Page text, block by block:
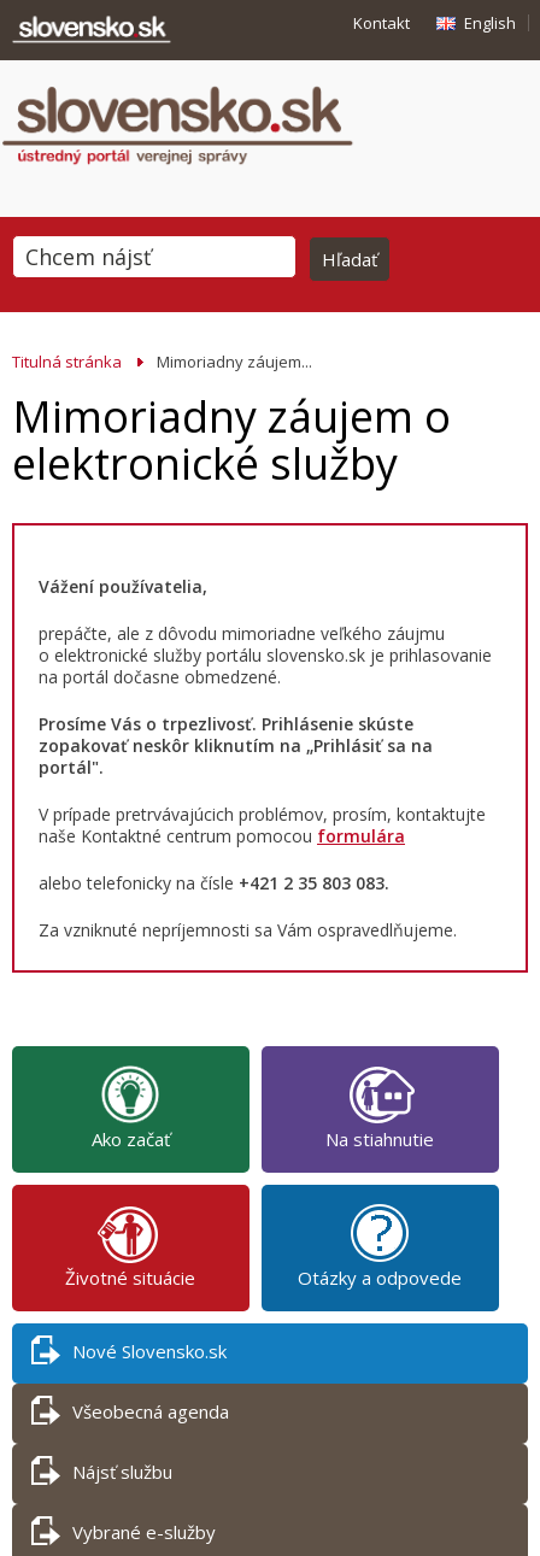
Kontakt English
Titulná stránka Mimoriadny záujem...
Mimoriadny záujem o
elektronické služby
Vážení používatelia,
prepáčte, ale z dôvodu mimoriadne veľkého záujmu
o elektronické služby portálu slovensko.sk je prihlasovanie
na portál dočasne obmedzené.
Prosíme Vás o trpezlivosť. Prihlásenie skúste
zopakovať neskôr kliknutím na „Prihlásiť sa na
portál".
V prípade pretrvávajúcich problémov, prosím, kontaktujte
naše Kontaktné centrum pomocou formulára
alebotelefonicky na čísle +421 2 35 803 083.
Za vzniknuté nepríjemnosti sa Vám ospravedlňujeme.
Ako začať Na stiahnutie
Životné situácie Otázky a odpovede
Nové Slovensko.sk
Všeobecná agenda
Nájsť službu
Vybrané e-služby